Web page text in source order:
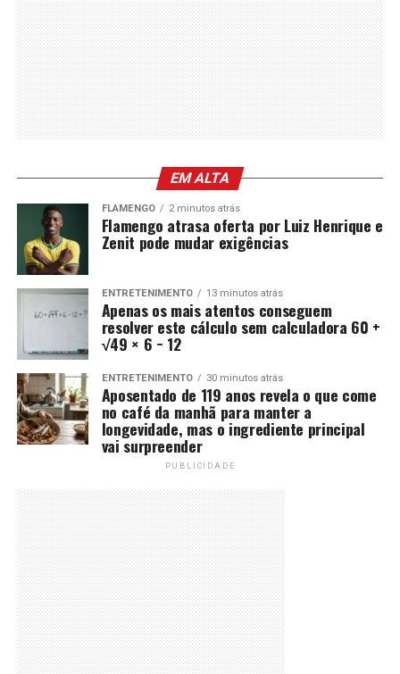
EM ALTA
FLAMENGO 2 minutos atrás
Flamengo atrasa oferta por Luiz Henrique e
Zenit pode mudar exigências
ENTRETENIMENTO 13 minutos atrás
Apenas os mais atentos conseguem
resolver este cálculo sem calculadora 60 +
√49 × 6 − 12
ENTRETENIMENTO 30 minutos atrás
Aposentado de 119 anos revela o que come
no café da manhã para manter a
longevidade, mas o ingrediente principal
vai surpreender
PUBLICIDADE